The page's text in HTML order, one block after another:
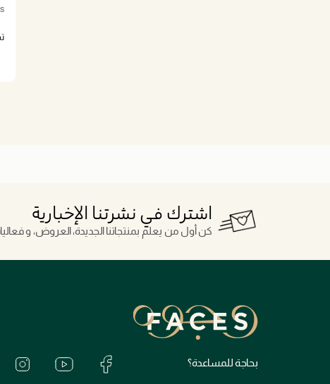
اشترك في نشرتنا الإخبارية
كن أول من يعلم بمنتجاتنا الجديدة، العروض، و
بحاجة للمساعدة؟